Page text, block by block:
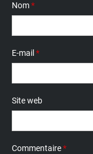
Nom*
E-mail *
Site web
Commentaire*